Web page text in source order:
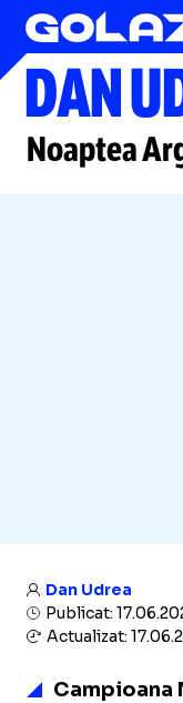
Opinii
DAN
Noaptea
Dan Udrea
Publicat:
Actualizat:
Campioana